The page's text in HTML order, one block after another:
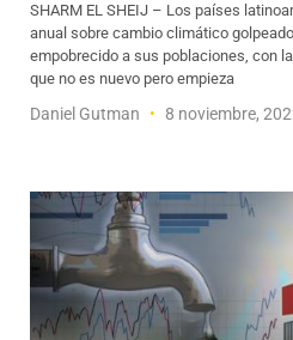
SHARM EL SHEIJ – Los países
anual sobre cambio climático
empobrecido a sus poblaciones, con
que no es nuevo pero empieza
Daniel Gutman 8 noviembre,